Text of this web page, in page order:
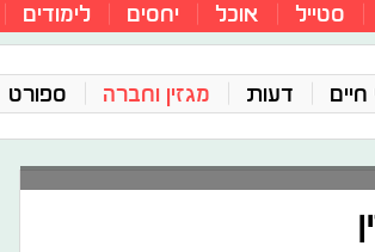
סטייל אוכל יחסים לימודים
דעות מגזין וחברה ספורט